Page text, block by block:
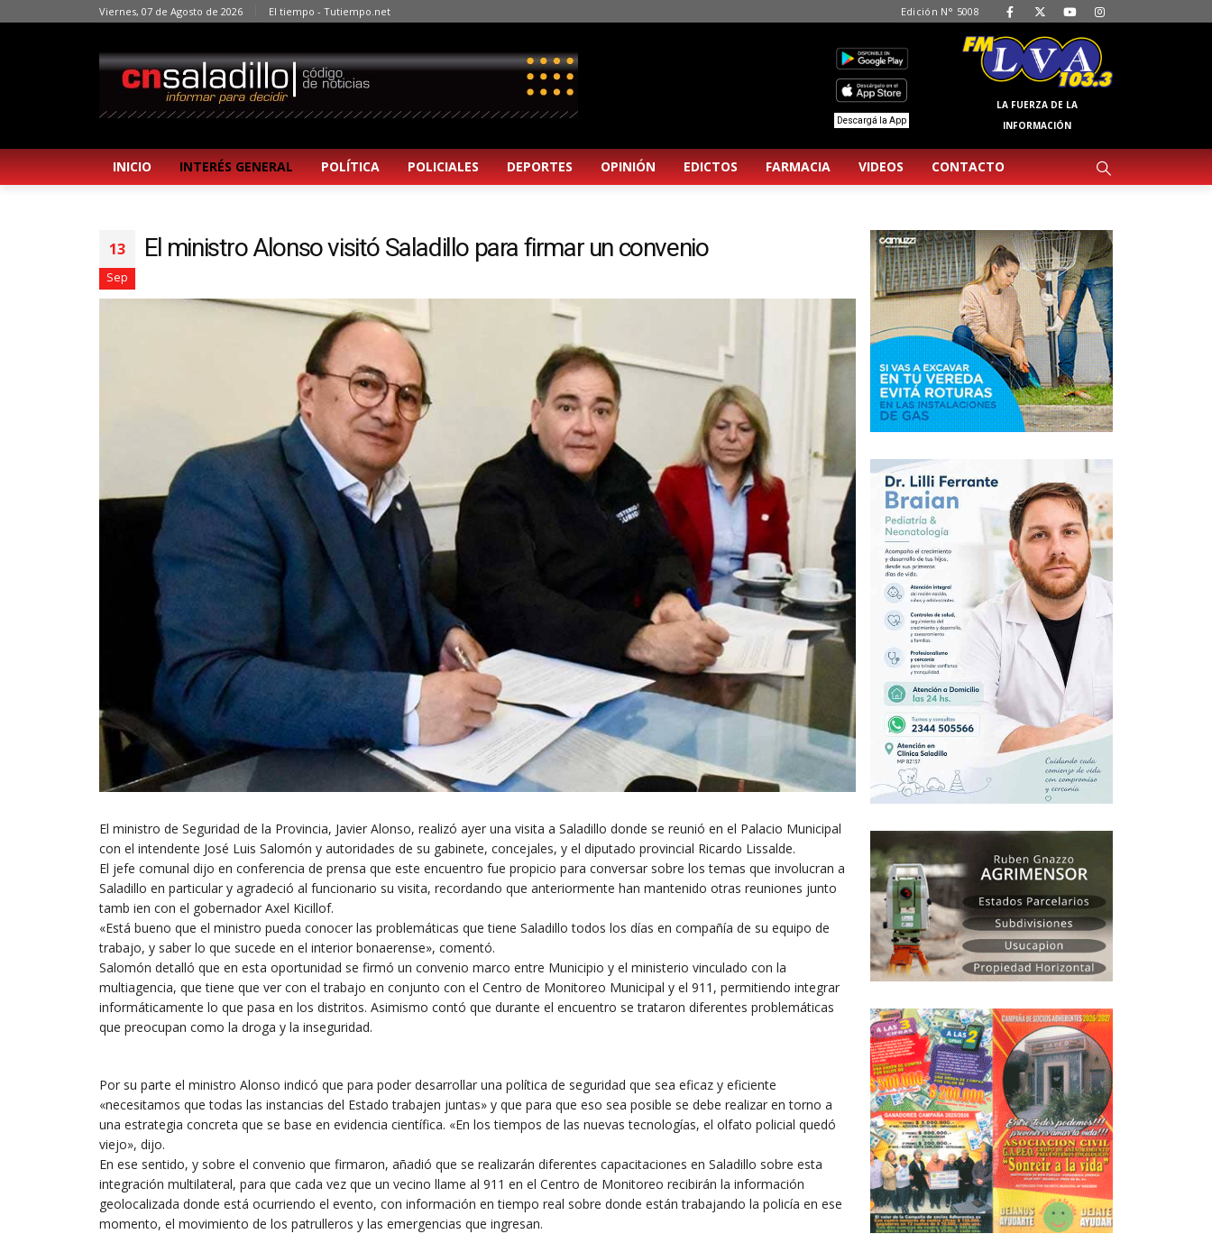
Viernes, 07 de Agosto de 2026 El tiempo - Tutiempo.net Edición N° 5008
Descargá la App
LA FUERZA DE LA
INFORMACIÓN
INICIO INTERÉS GENERAL POLÍTICA POLICIALES DEPORTES OPINIÓN EDICTOS FARMACIA VIDEOS CONTACTO
13
Sep
El ministro Alonso visitó Saladillo para firmar un convenio
El ministro de Seguridad de la Provincia, Javier Alonso, realizó ayer una visita a Saladillo donde se reunió en el Palacio Municipal
con el intendente José Luis Salomón y autoridades de su gabinete, concejales, y el diputado provincial Ricardo Lissalde.
El jefe comunal dijo en conferencia de prensa que este encuentro fue propicio para conversar sobre los temas que involucran a
Saladillo en particular y agradeció al funcionario su visita, recordando que anteriormente han mantenido otras reuniones junto
tamb ien con el gobernador Axel Kicillof.
«Está bueno que el ministro pueda conocer las problemáticas que tiene Saladillo todos los días en compañía de su equipo de
trabajo, y saber lo que sucede en el interior bonaerense», comentó.
Salomón detalló que en esta oportunidad se firmó un convenio marco entre Municipio y el ministerio vinculado con la
multiagencia, que tiene que ver con el trabajo en conjunto con el Centro de Monitoreo Municipal y el 911, permitiendo integrar
informáticamente lo que pasa en los distritos. Asimismo contó que durante el encuentro se trataron diferentes problemáticas
que preocupan como la droga y la inseguridad.
Por su parte el ministro Alonso indicó que para poder desarrollar una política de seguridad que sea eficaz y eficiente
«necesitamos que todas las instancias del Estado trabajen juntas» y que para que eso sea posible se debe realizar en torno a
una estrategia concreta que se base en evidencia científica. «En los tiempos de las nuevas tecnologías, el olfato policial quedó
viejo», dijo.
En ese sentido, y sobre el convenio que firmaron, añadió que se realizarán diferentes capacitaciones en Saladillo sobre esta
integración multilateral, para que cada vez que un vecino llame al 911 en el Centro de Monitoreo recibirán la información
geolocalizada donde está ocurriendo el evento, con información en tiempo real sobre donde están trabajando la policía en ese
momento, el movimiento de los patrulleros y las emergencias que ingresan.